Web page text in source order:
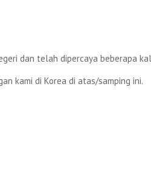
dan telah dipercaya beberapa
kami di Korea di atas/samping ini.